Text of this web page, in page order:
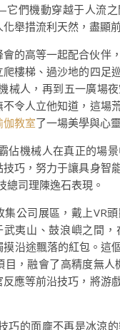
們機動穿越于人流之
舉措流利天然，盡顯
會的高等一起配合伙伴
爬樓梯、過沙地的四足
械人，再到五一廣場
令人立他知道，這場
伽教室了一場美學與心
佔機械人在真正的場
巧，努力于讓具身智
總司理陳逸石表現。
集公司展區，戴上VR
武夷山、鼓浪嶼之間
沿途飄落的紅包。這
目，融會了高精度無人
反應等前沿技巧，將游
巧的面龐不再是冰涼